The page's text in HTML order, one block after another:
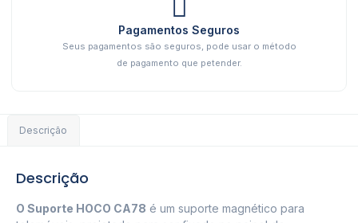
Pagamentos Seguros
Seus pagamentos são seguros, pode usar o método
de pagamento que petender.
Descrição
Descrição
O Suporte HOCO CA78 é um suporte magnético para